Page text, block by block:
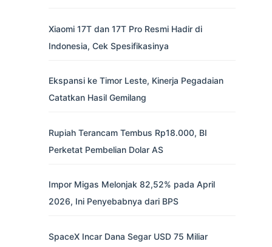
Xiaomi 17T dan 17T Pro Resmi Hadir di
Indonesia, Cek Spesifikasinya
Ekspansi ke Timor Leste, Kinerja Pegadaian
Catatkan Hasil Gemilang
Rupiah Terancam Tembus Rp18.000, BI
Perketat Pembelian Dolar AS
Impor Migas Melonjak 82,52% pada April
2026, Ini Penyebabnya dari BPS
SpaceX Incar Dana Segar USD 75 Miliar